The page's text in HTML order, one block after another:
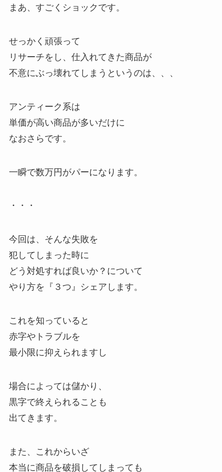
まあ、すごくショックです。
せっかく頑張って
リサーチをし、仕入れてきた商品が
不意にぶっ壊れてしまうというのは、、、
アンティーク系は
単価が高い商品が多いだけに
なおさらです。
一瞬で数万円がパーになります。
・・・
今回は、そんな失敗を
犯してしまった時に
どう対処すれば良いか？について
やり方を『３つ』シェアします。
これを知っていると
赤字やトラブルを
最小限に抑えられますし
場合によっては儲かり、
黒字で終えられることも
出てきます。
また、これからいざ
本当に商品を破損してしまっても